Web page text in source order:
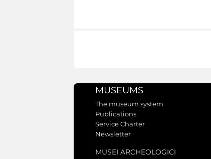
MUSEUMS
The museum system
Publications
Service Charter
Newsletter
MUSEI ARCHEOLOGICI